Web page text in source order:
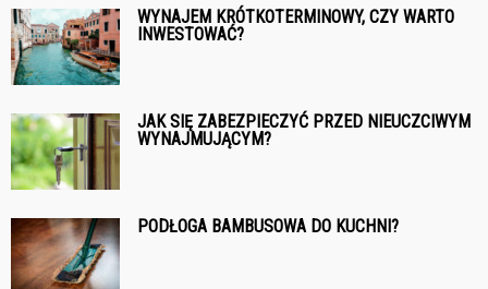
WYNAJEM KRÓTKOTERMINOWY, CZY WARTO
INWESTOWAĆ?
JAK SIĘ ZABEZPIECZYĆ PRZED NIEUCZCIWYM
WYNAJMUJĄCYM?
PODŁOGA BAMBUSOWA DO KUCHNI?